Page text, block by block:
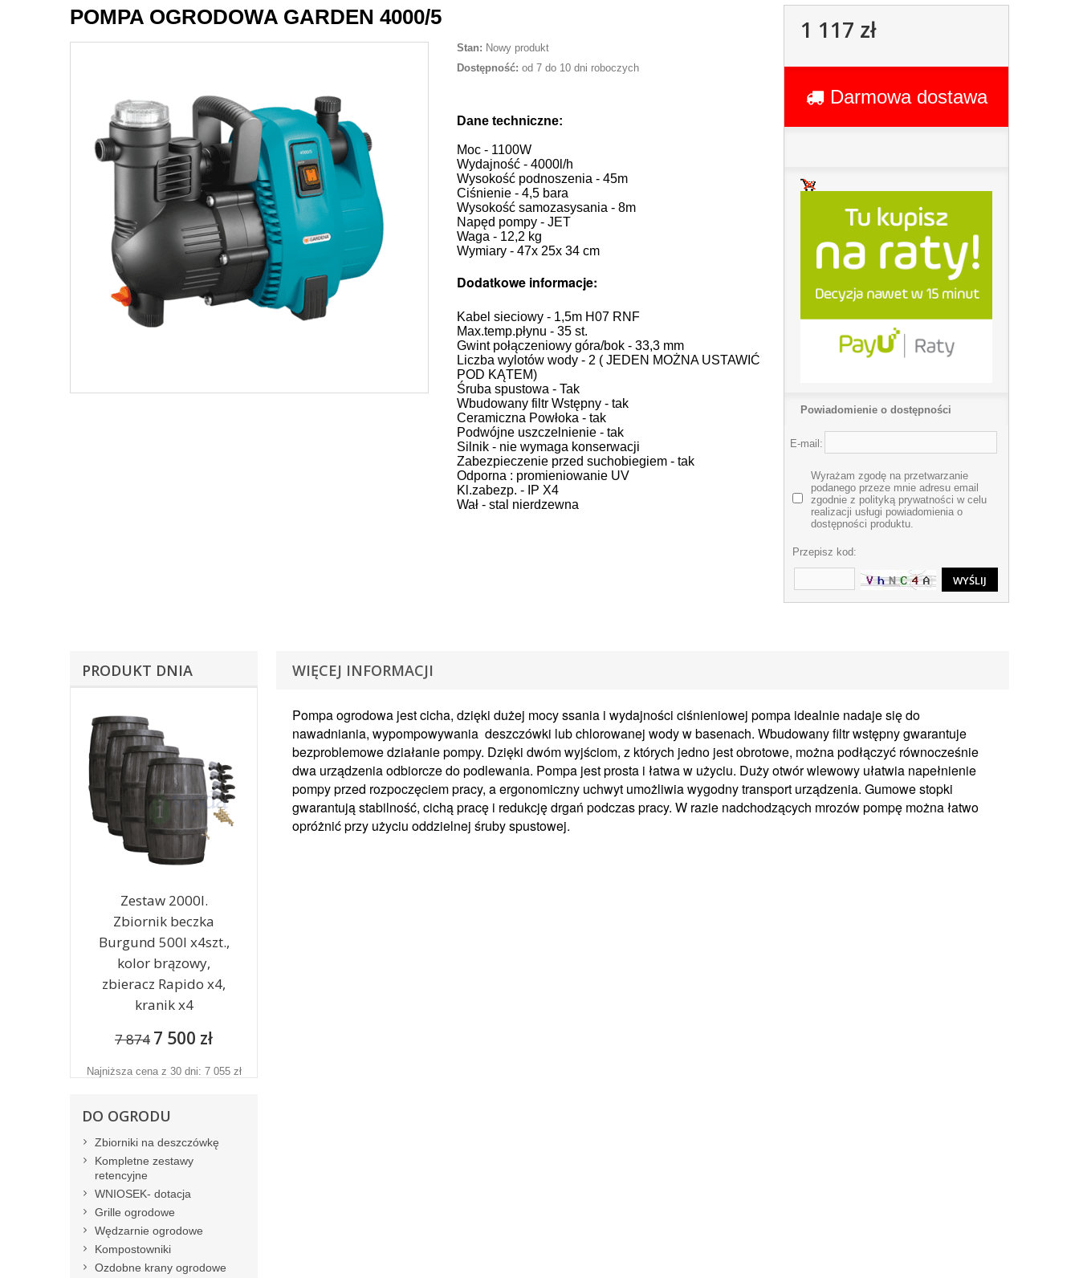
POMPA OGRODOWA GARDEN 4000/5
Stan: Nowy produkt
Dostępność: od 7 do 10 dni roboczych
Dane techniczne:
Moc - 1100W
Wydajność - 4000l/h
Wysokość podnoszenia - 45m
Ciśnienie - 4,5 bara
Wysokość samozasysania - 8m
Napęd pompy - JET
Waga - 12,2 kg
Wymiary - 47x 25x 34 cm
Dodatkowe informacje:
Kabel sieciowy - 1,5m H07 RNF
Max.temp.płynu - 35 st.
Gwint połączeniowy góra/bok - 33,3 mm
Liczba wylotów wody - 2 ( JEDEN MOŻNA USTAWIĆ
POD KĄTEM)
Śruba spustowa - Tak
Wbudowany filtr Wstępny - tak
Ceramiczna Powłoka - tak
Podwójne uszczelnienie - tak
Silnik - nie wymaga konserwacji
Zabezpieczenie przed suchobiegiem - tak
Odporna : promieniowanie UV
Kl.zabezp. - IP X4
Wał - stal nierdzewna
1 117 zł
Darmowa dostawa
Powiadomienie o dostępności
E-mail:
Wyrażam zgodę na przetwarzanie
podanego przeze mnie adresu email
zgodnie z polityką prywatności w celu
realizacji usługi powiadomienia o
dostępności produktu.
Przepisz kod:
WIĘCEJ INFORMACJI
Pompa ogrodowa jest cicha, dzięki dużej mocy ssania i wydajności ciśnieniowej pompa idealnie nadaje się do
nawadniania, wypompowywania deszczówki lub chlorowanej wody w basenach. Wbudowany filtr wstępny gwarantuje
bezproblemowe działanie pompy. Dzięki dwóm wyjściom, z których jedno jest obrotowe, można podłączyć równocześnie
dwa urządzenia odbiorcze do podlewania. Pompa jest prosta i łatwa w użyciu. Duży otwór wlewowy ułatwia napełnienie
pompy przed rozpoczęciem pracy, a ergonomiczny uchwyt umożliwia wygodny transport urządzenia. Gumowe stopki
gwarantują stabilność, cichą pracę i redukcję drgań podczas pracy. W razie nadchodzących mrozów pompę można łatwo
opróżnić przy użyciu oddzielnej śruby spustowej.
PRODUKT DNIA
Zestaw 2000l.
Zbiornik beczka
Burgund 500l x4szt.,
kolor brązowy,
zbieracz Rapido x4,
kranik x4
7 874 7 500 zł
Najniższa cena z 30 dni: 7 055 zł
DO OGRODU
Zbiorniki na deszczówkę
Kompletne zestawy
retencyjne
WNIOSEK- dotacja
Grille ogrodowe
Wędzarnie ogrodowe
Kompostowniki
Ozdobne krany ogrodowe